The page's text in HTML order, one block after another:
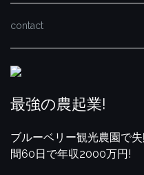
contact
最強の農起業!
ブルーベリー観光農園で
間60日で年収2000万円!